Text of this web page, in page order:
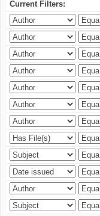
Current Filters: